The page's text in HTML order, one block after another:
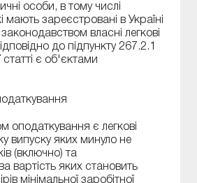
особи, в тому числі
мають зареєстровані в Україні
власні легкові
до підпункту 267.2.1
статті є об'єктами
оподаткування є легкові
випуску яких минуло не
(включно) та
вартість яких становить
мінімальної заробітної